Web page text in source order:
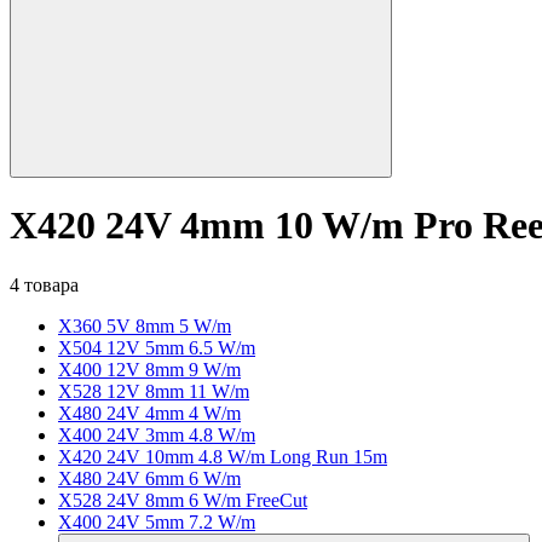
X420 24V 4mm 10 W/m Pro
4 товара
X360 5V 8mm 5 W/m
X504 12V 5mm 6.5 W/m
X400 12V 8mm 9 W/m
X528 12V 8mm 11 W/m
X480 24V 4mm 4 W/m
X400 24V 3mm 4.8 W/m
X420 24V 10mm 4.8 W/m Long Run 15m
X480 24V 6mm 6 W/m
X528 24V 8mm 6 W/m FreeCut
X400 24V 5mm 7.2 W/m